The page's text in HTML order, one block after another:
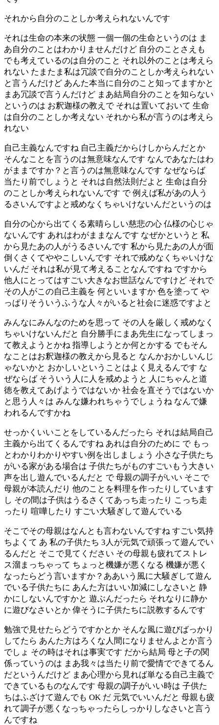
それから自分のことしか考えられないんです
それは生命の本来の状態 一個一個の生命というのは ま
あ自分のことはわかりませんだけど 自分のことさえも
でも考えているのは自分のこと それ以外のことは考えら
れない たまたま私は冗談で自分のことしか考えられない
と言うんだけど あんた本当に自分のこと知ってますかと
まあ冗談で言うんだけど まあ結局自分のことを知らない
というのは お釈迦様の教えで それは置いておいて 生命
は自分のことしか考えない それから私が言うのは考えら
れない
自己主義なんですね 自己主義だからけしからんだとか
そんなことを言うのは無意味なんです なんであなたはわ
がままですか？と言うのは無意味なんです なぜならば
当たり前でしょうと それは自然法則だよと 生命は自分
のことしか考えられないんです で 例えば私があの人う
るさいんですよと戒めなくちゃいけないんだというのは
自分の心から出てくる素晴らしい慈悲の心 仏様の心じゃ
ないんです あれはわがままなんです なぜかというと 私
から見たあの人がうるさいんです 私から見たあの人が面
倒くさくてややこしいんです それで戒めなくちゃいけな
いんだ それは私が見て考えることなんですね ですから
他人にとってはすごい大きなお世話なんですけど それで
その人がこの自己主義を 何といいますか 色を塗って や
っぱりそういうふうな人々がいると社会に迷惑ですよと
みんなにみんなのためを思って その人を厳しく戒めなく
ちゃいけないんだと 自分勝手にまあ先生になってしまっ
て教えようとかね 指導しようとか何とかする でもそん
なことはお釈迦様の教えから見ると なんかおかしいんじ
ゃないかと おかしいということはよく見えるんです な
ぜならば そういう人に人を戒めようと 人にちゃんと道
徳を教えてあげようではないか 社会を直そうではないか
と思う人々は みんな嫌われちゃうでしょうね なんで嫌
われるんですかね
せっかくいいことをしているんだったら それは結局自己
主義から出てくるんですね あれは自分のために で もっ
とわかりわかりやすい例を出しましょう 小さな子供たち
がいる家がある場合は 子供たちがものすごいもう大きい
声を出し遊んでいるんだと で 母親の調子がいい そこで
母親が本読んだり 他のことを料理を作ったりしています
し その間は子供はうるさくてあっち走ったり こっち走
ったり 喧嘩したり すごい大騒ぎして遊んでいる
そこでその母親はなんとも言わないんですね すごい気持
ちよくて あ 私の子供たち 3人が元気で頑張って遊んでい
るんだと そこで見てください その母親も疲れてストレ
ス溜まっちゃって ちょっと機嫌が悪くなる 機嫌が悪く
なったらどう言いますか？ああいう風に大騒ぎして遊ん
でいる子供たちに あんた方はいい加減にしなさいと 静
かにしないんですかと 遊ぶんだったら それなりに静か
に遊びなさいとか 偉そうに子供たちに説教するんです
勉強で見せたらどうですかとか そんな風に遊びばっかり
してたら あんた方はろくな人間になりませんよとか言う
でしょ その時はそれは事実です だから結局 母と子の関
係っていうのは まあ我々は当たり前で愛情でできてるん
だというんだけど まあ心理から見れば単なる自己主義で
できているものなんです 母親の調子がいい時は 子供た
ちはふざけて遊んでも OK だ 元気でいいんだと 母親も疲
れて調子が悪くなっちゃったらしっかりしなさいと言う
んですね